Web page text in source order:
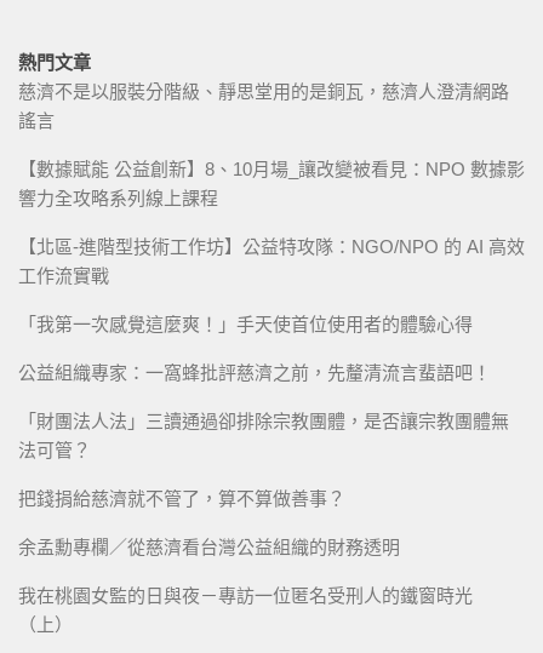
熱門文章
慈濟不是以服裝分階級、靜思堂用的是銅瓦，慈濟人澄清網路
謠言
【數據賦能 公益創新】8、10月場_讓改變被看見：NPO 數據影
響力全攻略系列線上課程
【北區-進階型技術工作坊】公益特攻隊：NGO/NPO 的 AI 高效
工作流實戰
「我第一次感覺這麼爽！」手天使首位使用者的體驗心得
公益組織專家：一窩蜂批評慈濟之前，先釐清流言蜚語吧！
「財團法人法」三讀通過卻排除宗教團體，是否讓宗教團體無
法可管？
把錢捐給慈濟就不管了，算不算做善事？
余孟勳專欄／從慈濟看台灣公益組織的財務透明
我在桃園女監的日與夜－專訪一位匿名受刑人的鐵窗時光
（上）